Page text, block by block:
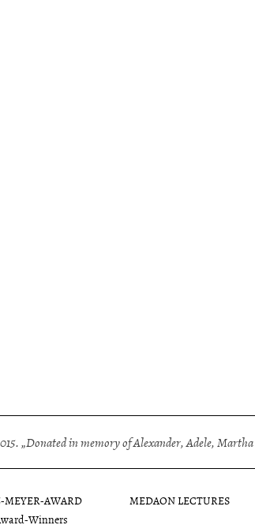
„Donated in memory of Alexander, Adele,
MEYER-AWARD
Winners
MEDAON LECTURES